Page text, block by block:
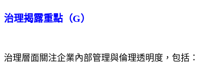
治理揭露重點（G）
治理層面關注企業內部管理與倫理透明度，包括：